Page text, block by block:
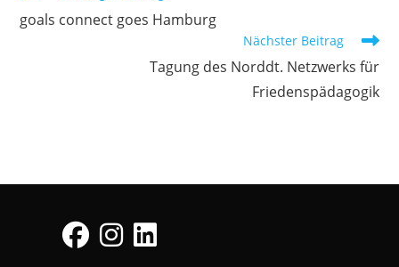
ansehen
goals connect goes Hamburg
Nächster Beitrag
Tagung des Norddt. Netzwerks für
Friedenspädagogik